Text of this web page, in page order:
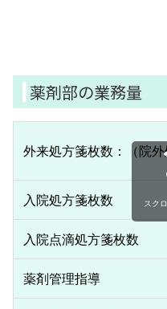
薬剤部の業務量
外来処方箋枚数：（院外
入院処方箋枚数
入院点滴処方箋枚数
薬剤管理指導
スク